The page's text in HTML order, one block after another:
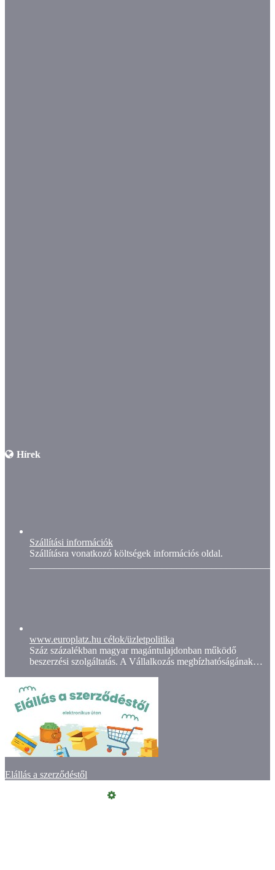
Hírek
Szállítási információk
Szállításra vonatkozó költségek információs oldal.
www.europlatz.hu célok/üzletpolitika
Száz százalékban magyar magántulajdonban működő
beszerzési szolgáltatás. A Vállalkozás megbízhatóságának…
Elállás a szerződéstől